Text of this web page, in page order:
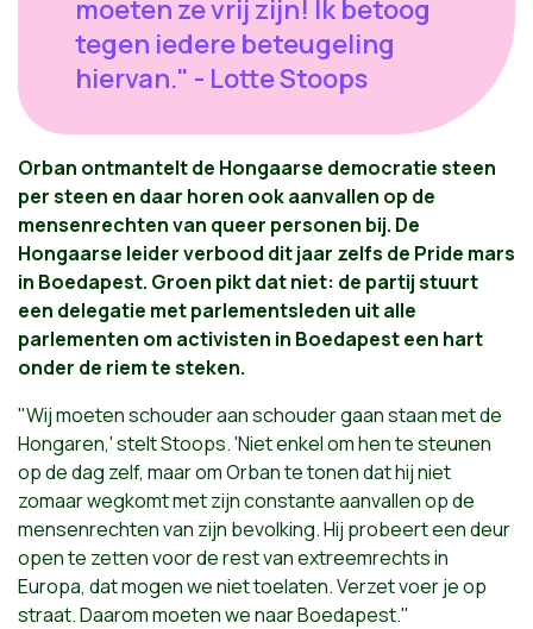
moeten ze vrij zijn! Ik betoog
tegen iedere beteugeling
hiervan." - Lotte Stoops
Orban ontmantelt de Hongaarse democratie steen
per steen en daar horen ook aanvallen op de
mensenrechten van queer personen bij. De
Hongaarse leider verbood dit jaar zelfs de Pride mars
in Boedapest. Groen pikt dat niet: de partij stuurt
een delegatie met parlementsleden uit alle
parlementen om activisten in Boedapest een hart
onder de riem te steken.
"Wij moeten schouder aan schouder gaan staan met de
Hongaren,' stelt Stoops. 'Niet enkel om hen te steunen
op de dag zelf, maar om Orban te tonen dat hij niet
zomaar wegkomt met zijn constante aanvallen op de
mensenrechten van zijn bevolking. Hij probeert een deur
open te zetten voor de rest van extreemrechts in
Europa, dat mogen we niet toelaten. Verzet voer je op
straat. Daarom moeten we naar Boedapest."